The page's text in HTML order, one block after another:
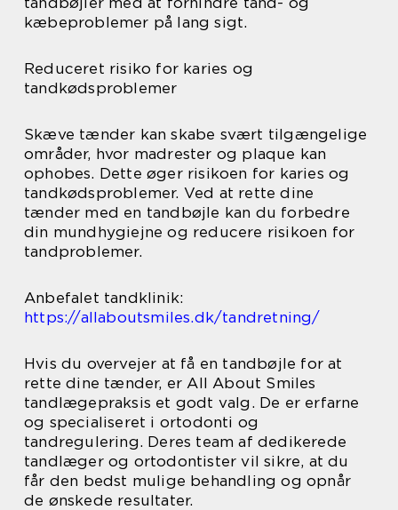
kæbeproblemer på lang sigt.
Reduceret risiko for karies og
tandkødsproblemer
Skæve tænder kan skabe svært tilgængelige
områder, hvor madrester og plaque kan
ophobes. Dette øger risikoen for karies og
tandkødsproblemer. Ved at rette dine
tænder med en tandbøjle kan du forbedre
din mundhygiejne og reducere risikoen for
tandproblemer.
Anbefalet tandklinik:
https://allaboutsmiles.dk/tandretning/
Hvis du overvejer at få en tandbøjle for at
rette dine tænder, er All About Smiles
tandlægepraksis et godt valg. De er erfarne
og specialiseret i ortodonti og
tandregulering. Deres team af dedikerede
tandlæger og ortodontister vil sikre, at du
får den bedst mulige behandling og opnår
de ønskede resultater.